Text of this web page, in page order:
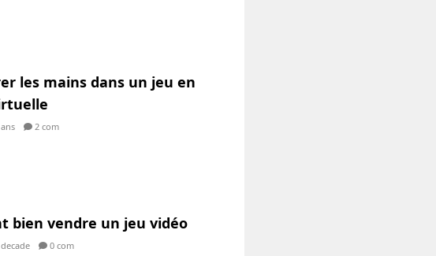
les mains dans un jeu en
2 com
bien vendre un jeu vidéo
0 com